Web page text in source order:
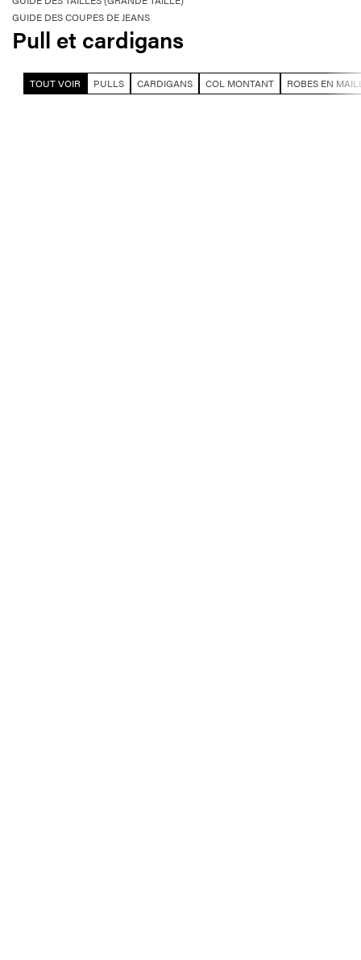
GUIDE DES COUPES DE JEANS
Pull et cardigans
TOUT VOIR PULLS CARDIGANS COL MONTANT ROBES EN